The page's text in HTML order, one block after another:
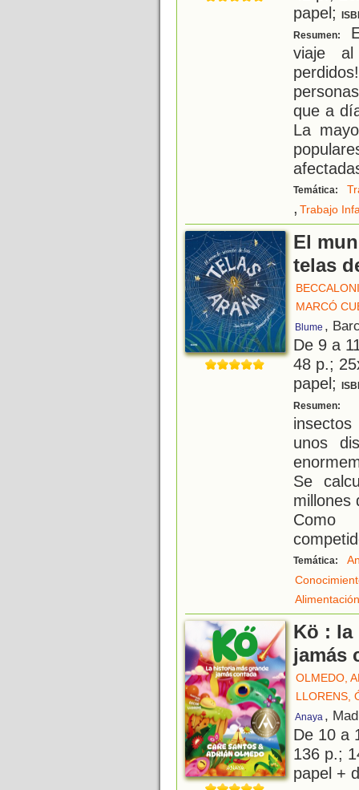
papel;
Resumen:
viaje al
que a
La
Temática:
, Trabajo
El
telas
MARCÓ
Blume ,
De 9 a
48 p.;
papel;
Resumen:
unos
Se
millones
Como
Temática:
Alimentación
Kö : la
jamás
OLMEDO,
LLORENS,
Anaya ,
De 10 a
136 p.;
papel +